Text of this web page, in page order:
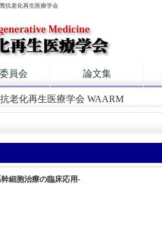
抗老化再生医療学会
員会 論文集
老化再生医療学会 WAARM
細胞治療の臨床応用-